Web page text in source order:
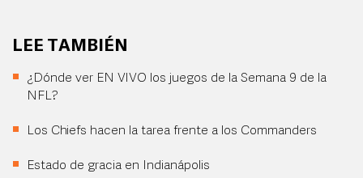
LEE TAMBIÉN
¿Dónde ver EN VIVO los juegos de la Semana 9 de la
NFL?
Los Chiefs hacen la tarea frente a los Commanders
Estado de gracia en Indianápolis